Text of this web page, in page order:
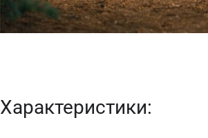
Характеристики: